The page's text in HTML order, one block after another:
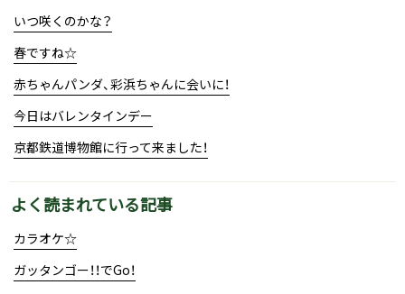
いつ咲くのかな？
春ですね☆
赤ちゃんパンダ、彩浜ちゃんに会いに！
今日はバレンタインデー
京都鉄道博物館に行って来ました！
よく読まれている記事
カラオケ☆
ガッタンゴー！！でGo！